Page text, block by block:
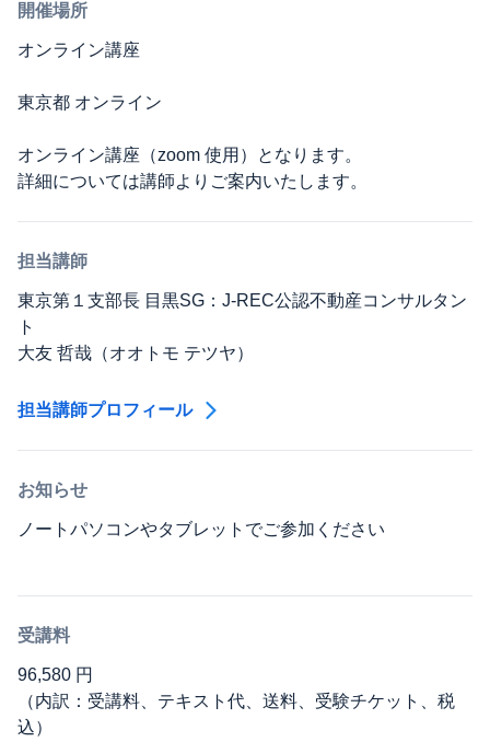
開催場所
オンライン講座
東京都 オンライン
オンライン講座（zoom 使用）となります。
詳細については講師よりご案内いたします。
担当講師
東京第１支部長 目黒SG：J-REC公認不動産コンサルタン
ト
大友 哲哉（オオトモ テツヤ）
担当講師プロフィール
お知らせ
ノートパソコンやタブレットでご参加ください
受講料
96,580 円
（内訳：受講料、テキスト代、送料、受験チケット、税
込）